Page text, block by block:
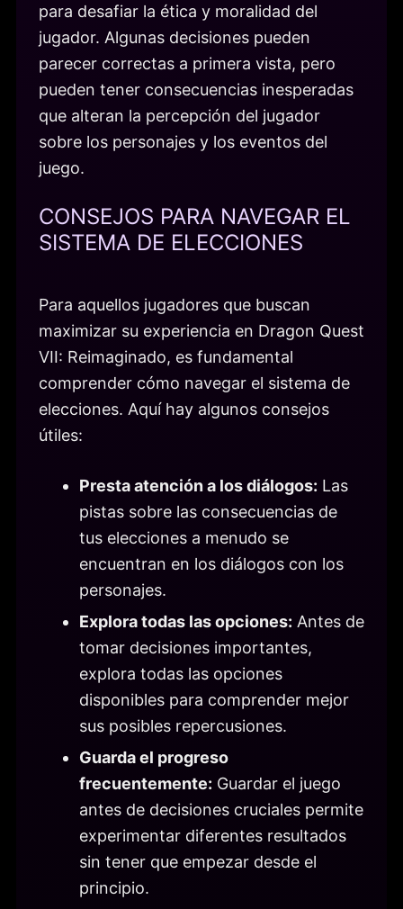
para desafiar la ética y moralidad del
jugador. Algunas decisiones pueden
parecer correctas a primera vista, pero
pueden tener consecuencias inesperadas
que alteran la percepción del jugador
sobre los personajes y los eventos del
juego.
CONSEJOS PARA NAVEGAR EL
SISTEMA DE ELECCIONES
Para aquellos jugadores que buscan
maximizar su experiencia en Dragon Quest
VII: Reimaginado, es fundamental
comprender cómo navegar el sistema de
elecciones. Aquí hay algunos consejos
útiles:
Presta atención a los diálogos: Las
pistas sobre las consecuencias de
tus elecciones a menudo se
encuentran en los diálogos con los
personajes.
Explora todas las opciones: Antes de
tomar decisiones importantes,
explora todas las opciones
disponibles para comprender mejor
sus posibles repercusiones.
Guarda el progreso
frecuentemente: Guardar el juego
antes de decisiones cruciales permite
experimentar diferentes resultados
sin tener que empezar desde el
principio.